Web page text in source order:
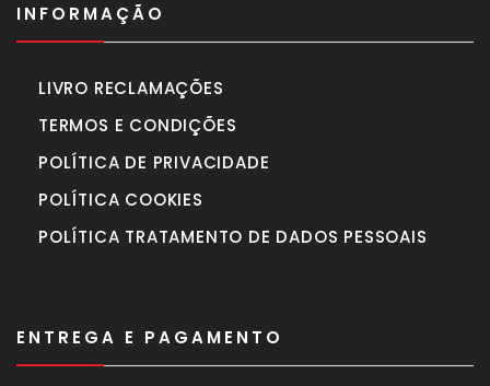
INFORMAÇÃO
LIVRO RECLAMAÇÕES
TERMOS E CONDIÇÕES
POLÍTICA DE PRIVACIDADE
POLÍTICA COOKIES
POLÍTICA TRATAMENTO DE DADOS PESSOAIS
ENTREGA E PAGAMENTO